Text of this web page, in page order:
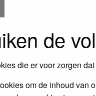
de
die er voor zorgen
om de inhoud van